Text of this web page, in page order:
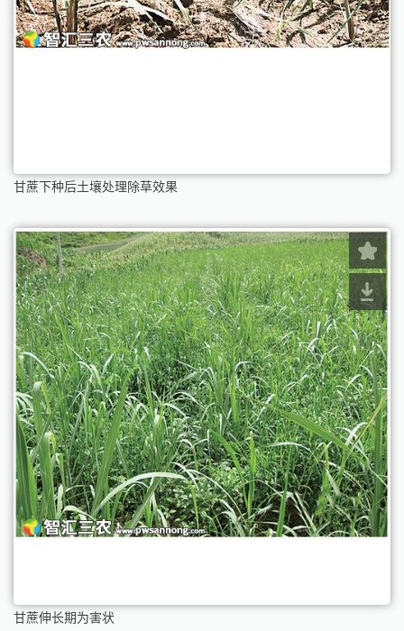
甘蔗下种后土壤处理除草效果
甘蔗伸长期为害状